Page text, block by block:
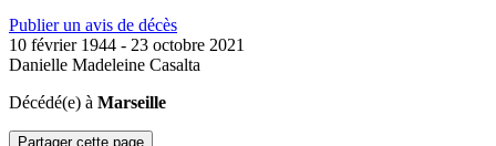
Publier un avis de décès
10 février 1944 - 23 octobre 2021
Danielle Madeleine Casalta
Décédé(e) à Marseille
Partager cette page